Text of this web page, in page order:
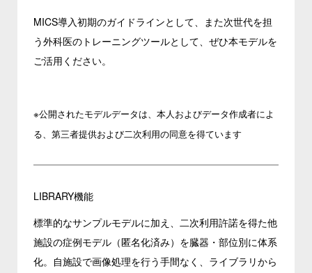
MICS導入初期のガイドラインとして、また次世代を担
う外科医のトレーニングツールとして、ぜひ本モデルを
ご活用ください。
※公開されたモデルデータは、本人およびデータ作成者によ
る、第三者提供および二次利用の同意を得ています
LIBRARY機能
標準的なサンプルモデルに加え、二次利用許諾を得た他
施設の症例モデル（匿名化済み）を臓器・部位別に体系
化。自施設で画像処理を行う手間なく、ライブラリから